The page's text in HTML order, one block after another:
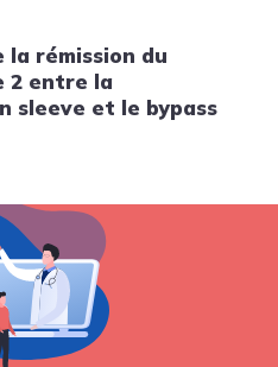
la rémission du
2 entre la
sleeve et le bypass